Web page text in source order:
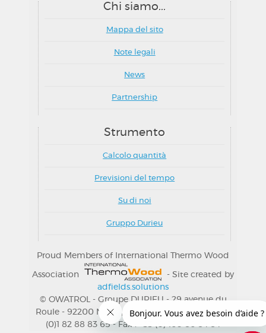
Chi siamo...
Mappa del sito
Note legali
News
Partnership
Strumento
Calcolo quantità
Previsioni del tempo
Su di noi
Gruppo Durieu
Proud Members of International Thermo Wood
Association
- Site created by
adfields.solutions
© OWATROL - Groupe DURIEU - 29 avenue du
Roule - 92200 Neuilly s/Seine (Francia) - Tel.: +33
(0)1 82 88 83 65 - Fax : +33 (0) 160 86 84 84